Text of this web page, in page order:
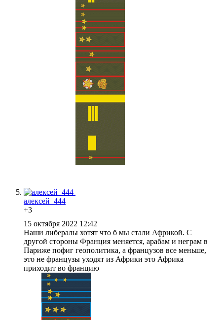
алексей_444
+3
15 октября 2022 12:42
Наши либералы хотят что б мы стали Африкой. С
другой стороны Франция меняется, арабам и неграм в
Париже пофиг геополитика, а французов все меньше,
это не французы уходят из Африки это Африка
приходит во францию